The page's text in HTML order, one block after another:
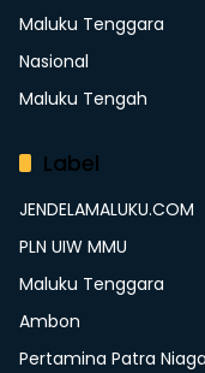
Maluku Tenggara
Nasional
Maluku Tengah
Label
JENDELAMALUKU.COM
PLN UIW MMU
Maluku Tenggara
Ambon
Pertamina Patra Niaga